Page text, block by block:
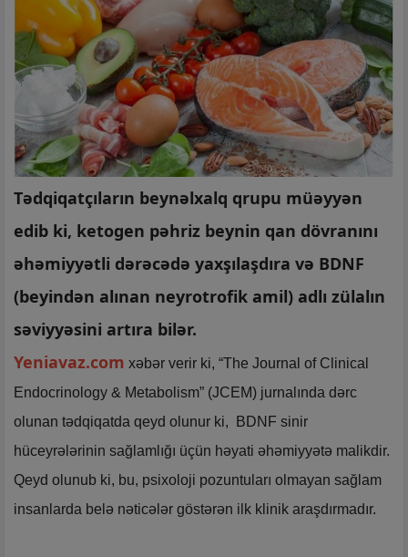
Tədqiqatçıların beynəlxalq qrupu müəyyən
edib ki, ketogen pəhriz beynin qan dövranını
əhəmiyyətli dərəcədə yaxşılaşdıra və BDNF
(beyindən alınan neyrotrofik amil) adlı zülalın
səviyyəsini artıra bilər.
Yeniavaz.com xəbər verir ki, “The Journal of Clinical
Endocrinology & Metabolism” (JCEM) jurnalında dərc
olunan tədqiqatda qeyd olunur ki, BDNF sinir
hüceyrələrinin sağlamlığı üçün həyati əhəmiyyətə malikdir.
Qeyd olunub ki, bu, psixoloji pozuntuları olmayan sağlam
insanlarda belə nəticələr göstərən ilk klinik araşdırmadır.